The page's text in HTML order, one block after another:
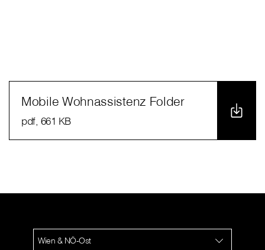
Mobile Wohnassistenz Folder
pdf, 661 KB
Wien & NÖ-Ost